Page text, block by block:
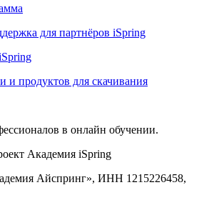
для партнёров iSpring
и продуктов для скачивания
в онлайн обучении.
Академия iSpring
Айспринг», ИНН 1215226458,